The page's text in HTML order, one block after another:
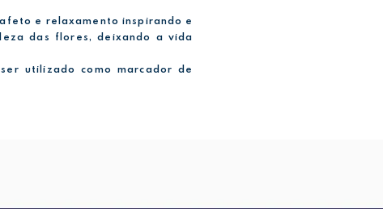
e relaxamento inspirando e
das flores, deixando a vida
utilizado como marcador de